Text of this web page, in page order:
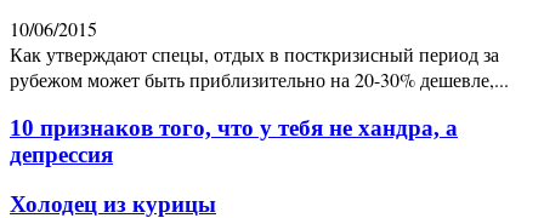
10/06/2015
Как утверждают спецы, отдых в посткризисный период за
рубежом может быть приблизительно на 20-30% дешевле,...
10 признаков того, что у тебя не хандра, а
депрессия
Холодец из курицы